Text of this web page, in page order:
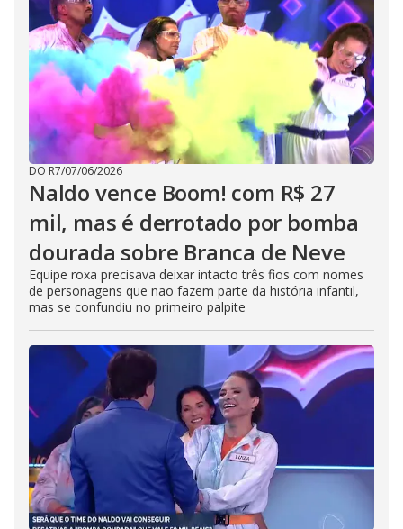
DO R7/07/06/2026
Naldo vence Boom! com R$ 27
mil, mas é derrotado por bomba
dourada sobre Branca de Neve
Equipe roxa precisava deixar intacto três fios com nomes
de personagens que não fazem parte da história infantil,
mas se confundiu no primeiro palpite